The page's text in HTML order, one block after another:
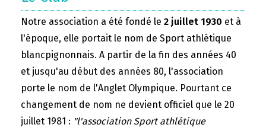
Notre association a été fondé le 2 juillet 1930 et à
l'époque, elle portait le nom de Sport athlétique
blancpignonnais. A partir de la fin des années 40
et jusqu'au début des années 80, l'association
porte le nom de l'Anglet Olympique. Pourtant ce
changement de nom ne devient officiel que le 20
juillet 1981 : "l'association Sport athlétique